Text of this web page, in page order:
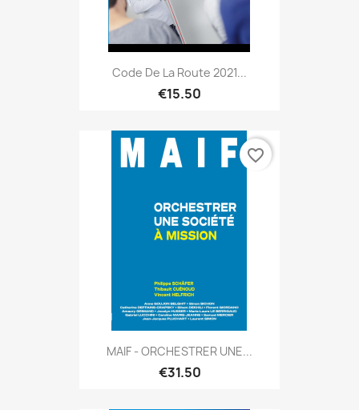
Code De La Route 2021...
€15.50
MAIF - ORCHESTRER UNE...
€31.50
favorite_border